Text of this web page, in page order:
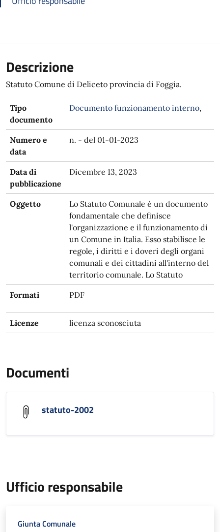
Descrizione
Statuto Comune di Deliceto provincia di Foggia.
Tipo
documento
Documento funzionamento interno,
Numero e
data
n. - del 01-01-2023
Data di
pubblicazione
Dicembre 13, 2023
Oggetto
Lo Statuto Comunale è un documento
fondamentale che definisce
l'organizzazione e il funzionamento di
un Comune in Italia. Esso stabilisce le
regole, i diritti e i doveri degli organi
comunali e dei cittadini all'interno del
territorio comunale. Lo Statuto
Formati PDF
Licenze licenza sconosciuta
Documenti
statuto-2002
Ufficio responsabile
Giunta Comunale